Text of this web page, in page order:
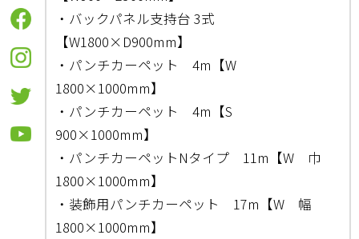
・バックパネル支持台 3式
【W1800×D900mm】
・パンチカーペット 4m【W
1800×1000mm】
・パンチカーペット 4m【S
900×1000mm】
・パンチカーペットNタイプ 11m【W 巾
1800×1000mm】
・装飾用パンチカーペット 17m【W 幅
1800×1000mm】